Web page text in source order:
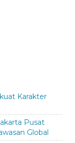
Karakter
Pusat
Global